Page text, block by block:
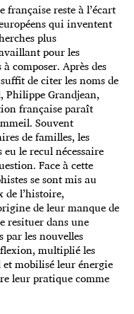
reste à l’écart
qui inventent
plus
pour les
composer. Après des
de citer les noms de
Philippe Grandjean,
française paraît
Souvent
de familles, les
le recul nécessaire
Face à cette
se sont mis au
l’histoire,
de leur manque de
resituer dans une
les nouvelles
multiplié les
mobilisé leur énergie
leur pratique comme